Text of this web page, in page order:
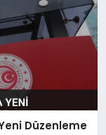
Düzenleme